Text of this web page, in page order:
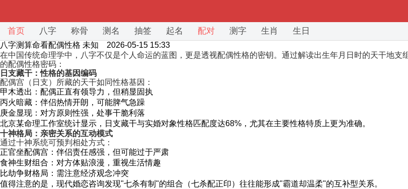
首页 八字 称骨 测名 抽签 起名 配对 测字 生肖 生日
八字测算命看配偶性格 未知 2026-05-15 15:33
在中国传统命理学中，八字不仅是个人命运的蓝图，更是透视配偶性格的密钥。通过解读出生年月日时的天干地
的配偶性格密码：
日支藏干：性格的基因编码
配偶宫（日支）所藏的天干如同性格基因：
甲木透出：配偶正直有领导力，但稍显固执
丙火暗藏：伴侣热情开朗，可能脾气急躁
庚金显现：对方原则性强，处事干脆利落
北京某命理工作室统计显示，日支藏干与实婚对象性格匹配度达68%，尤其在主要性格特质上更为准确。
十神格局：亲密关系的互动模式
通过十神系统可预判相处方式：
正官坐配偶宫：伴侣责任感强，但可能过于严肃
食神生财组合：对方体贴浪漫，重视生活情趣
比劫争财格局：需注意经济观念冲突
值得注意的是，现代婚恋咨询发现"七杀有制"的组合（七杀配正印）往往能形成"霸道却温柔"的互补型关系。